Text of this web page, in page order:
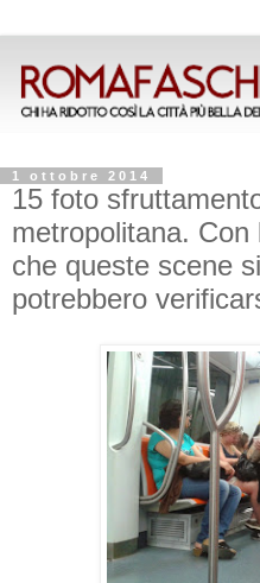
1 ottobre 2014
15 foto
metropolitana.
che queste scene
potrebbero